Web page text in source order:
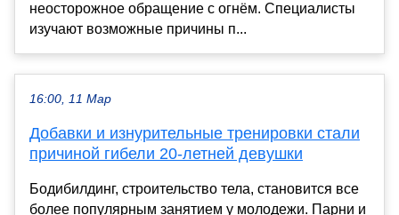
неосторожное обращение с огнём. Специалисты
изучают возможные причины п...
16:00, 11 Мар
Добавки и изнурительные тренировки стали
причиной гибели 20-летней девушки
Бодибилдинг, строительство тела, становится все
более популярным занятием у молодежи. Парни и